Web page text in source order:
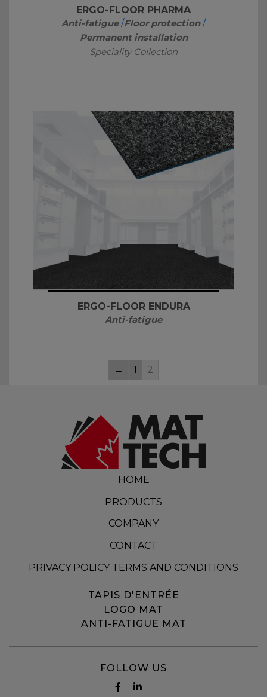
ERGO-FLOOR PHARMA
Anti-fatigue /Floor protection /
Permanent installation
Speciality Collection
ERGO-FLOOR ENDURA
Anti-fatigue
← 1 2
HOME
PRODUCTS
COMPANY
CONTACT
PRIVACY POLICY TERMS AND CONDITIONS
TAPIS D'ENTRÉE
LOGO MAT
ANTI-FATIGUE MAT
FOLLOW US